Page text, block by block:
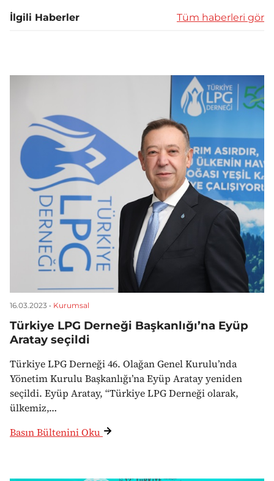
İlgili Haberler Tüm haberleri gör
16.03.2023 • Kurumsal
Türkiye LPG Derneği Başkanlığı’na Eyüp
Aratay seçildi
Türkiye LPG Derneği 46. Olağan Genel Kurulu’nda
Yönetim Kurulu Başkanlığı’na Eyüp Aratay yeniden
seçildi. Eyüp Aratay, “Türkiye LPG Derneği olarak,
ülkemiz,…
Basın Bültenini Oku